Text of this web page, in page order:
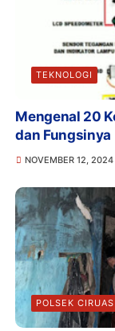
TEKNOLOGI
Mengenal 20
dan Fungsinya
NOVEMBER 12, 2024
POLSEK CIRUAS